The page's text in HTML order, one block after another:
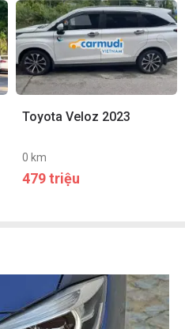
Toyota Veloz 2023
0 km
479 triệu